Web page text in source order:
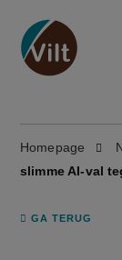
Homepage
slimme AI-val
GA TERUG